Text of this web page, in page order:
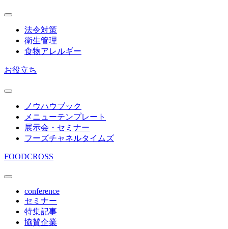
法令対策
衛生管理
食物アレルギー
お役立ち
ノウハウブック
メニューテンプレート
展示会・セミナー
フーズチャネルタイムズ
FOODCROSS
conference
セミナー
特集記事
協賛企業